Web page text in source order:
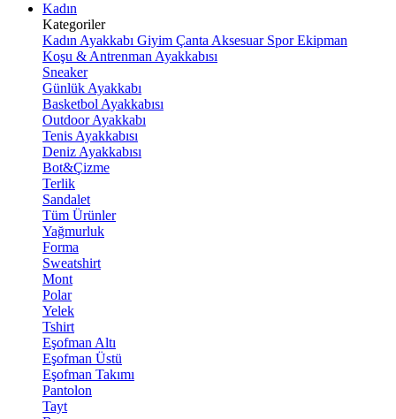
Kadın
Kategoriler
Kadın Ayakkabı Giyim Çanta Aksesuar Spor Ekipman
Koşu & Antrenman Ayakkabısı
Sneaker
Günlük Ayakkabı
Basketbol Ayakkabısı
Outdoor Ayakkabı
Tenis Ayakkabısı
Deniz Ayakkabısı
Bot&Çizme
Terlik
Sandalet
Tüm Ürünler
Yağmurluk
Forma
Sweatshirt
Mont
Polar
Yelek
Tshirt
Eşofman Altı
Eşofman Üstü
Eşofman Takımı
Pantolon
Tayt